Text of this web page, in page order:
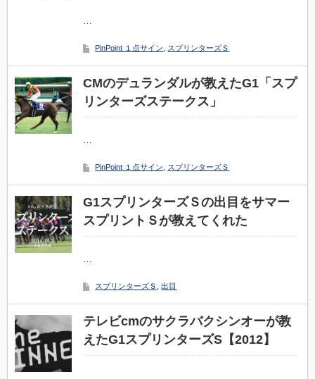
…
PinPoint １点サイン スプリンターズＳ
CMのデュランダルが教えたG1「スプ
リンターズステークス」
…
PinPoint １点サイン スプリンターズＳ
G1スプリンターズＳの出目をサマー
スプリントＳが教えてくれた
…
スプリンターズＳ ,出目
テレビcmのサクラバクシンオーが教
えたG1スプリンターズS【2012】